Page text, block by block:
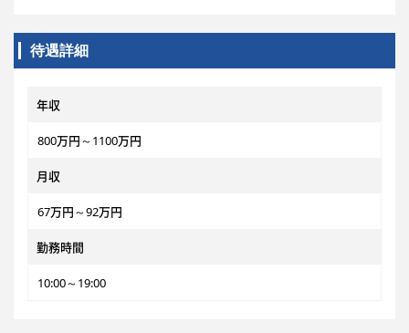
待遇詳細
年収
800万円～1100万円
月収
67万円～92万円
勤務時間
10:00～19:00